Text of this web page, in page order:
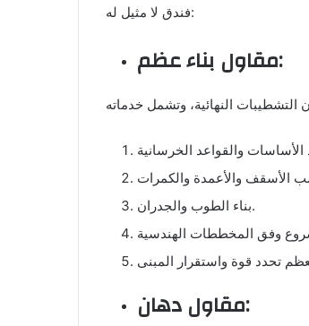
فندق لا مثيل له:
مقاول بناء عظم:
بناء الطوب والجدران.
مقاول دهان: